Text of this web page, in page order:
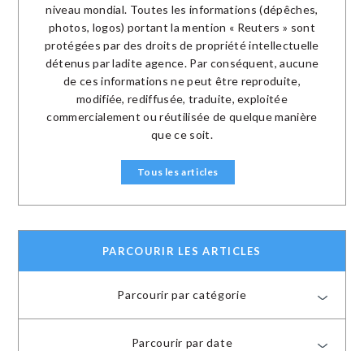
niveau mondial. Toutes les informations (dépêches,
photos, logos) portant la mention « Reuters » sont
protégées par des droits de propriété intellectuelle
détenus par ladite agence. Par conséquent, aucune
de ces informations ne peut être reproduite,
modifiée, rediffusée, traduite, exploitée
commercialement ou réutilisée de quelque manière
que ce soit.
Tous les articles
PARCOURIR LES ARTICLES
Parcourir par catégorie
Parcourir par date